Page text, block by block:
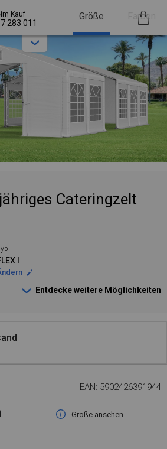
Kauf
283 011
Größe Farben
Cateringzelt
I
Entdecke weitere Möglichkeiten
EAN: 5902426391944
Größe ansehen